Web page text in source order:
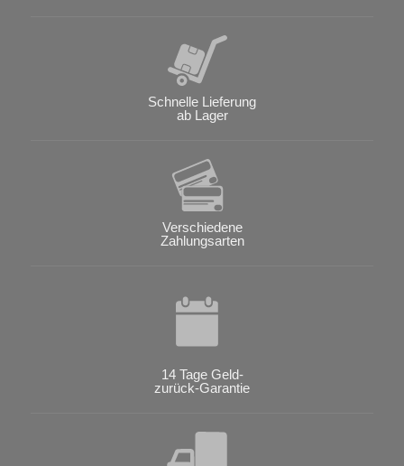
Schnelle Lieferung
ab Lager
Verschiedene
Zahlungsarten
14 Tage Geld-
zurück-Garantie